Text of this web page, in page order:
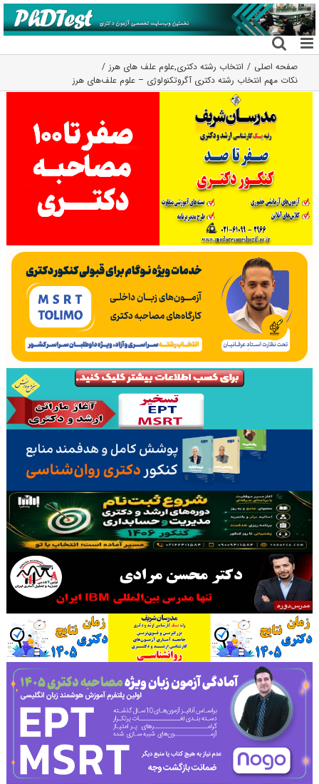
رفتن
به
محتوا
صفحه اصلی انتخاب رشته دکتری,علوم علف های هرز
نکات مهم انتخاب رشته دکتری آگروتکنولوژی – علوم علف‌های هرز